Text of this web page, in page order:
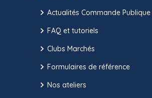
Actualités Commande Publique
FAQ et tutoriels
Clubs Marchés
Formulaires de référence
Nos ateliers